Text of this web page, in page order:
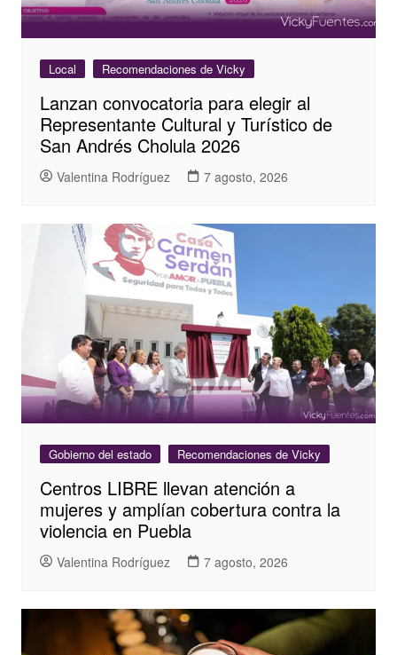
Local Recomendaciones de Vicky
Lanzan convocatoria para elegir al
Representante Cultural y Turístico de
San Andrés Cholula 2026
Valentina Rodríguez 7 agosto, 2026
Gobierno del estado Recomendaciones de Vicky
Centros LIBRE llevan atención a
mujeres y amplían cobertura contra la
violencia en Puebla
Valentina Rodríguez 7 agosto, 2026